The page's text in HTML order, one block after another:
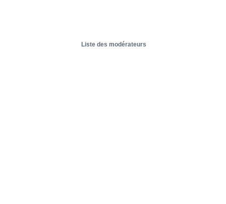
Liste des modérateurs